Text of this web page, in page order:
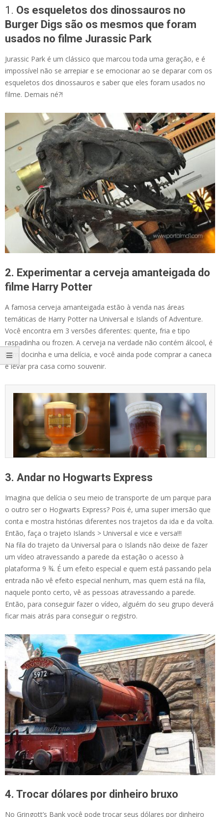
1. Os esqueletos dos dinossauros no
Burger Digs são os mesmos que foram
usados no filme Jurassic Park
Jurassic Park é um clássico que marcou toda uma geração, e é
impossível não se arrepiar e se emocionar ao se deparar com os
esqueletos dos dinossauros e saber que eles foram usados no
filme. Demais né?!
2. Experimentar a cerveja amanteigada do
filme Harry Potter
A famosa cerveja amanteigada estão à venda nas áreas
temáticas de Harry Potter na Universal e Islands of Adventure.
Você encontra em 3 versões diferentes: quente, fria e tipo
raspadinha ou frozen. A cerveja na verdade não contém álcool, é
bem docinha e uma delícia, e você ainda pode comprar a caneca
e levar pra casa como souvenir.
3. Andar no Hogwarts Express
Imagina que delícia o seu meio de transporte de um parque para
o outro ser o Hogwarts Express? Pois é, uma super imersão que
conta e mostra histórias diferentes nos trajetos da ida e da volta.
Então, faça o trajeto Islands > Universal e vice e versa!!!
Na fila do trajeto da Universal para o Islands não deixe de fazer
um vídeo atravessando a parede da estação o acesso à
plataforma 9 ¾. É um efeito especial e quem está passando pela
entrada não vê efeito especial nenhum, mas quem está na fila,
naquele ponto certo, vê as pessoas atravessando a parede.
Então, para conseguir fazer o vídeo, alguém do seu grupo deverá
ficar mais atrás para conseguir o registro.
4. Trocar dólares por dinheiro bruxo
No Gringott’s Bank você pode trocar seus dólares por dinheiro